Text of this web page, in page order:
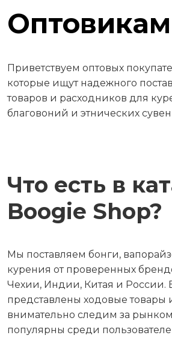
Оптовикам
Приветствуем оптовых
которые ищут надежного
товаров и расходников для
благовоний и этнических
Что есть в
Boogie Shop?
Мы поставляем бонги,
курения от проверенных
Чехии, Индии, Китая и России.
представлены ходовые
внимательно следим за
популярны среди